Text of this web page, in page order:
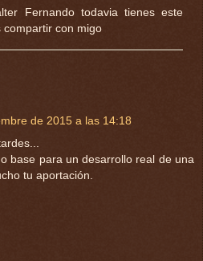
Fernando todavia tienes este
con migo
de 2015 a las 14:18
base para un desarrollo real de una
tu aportación.